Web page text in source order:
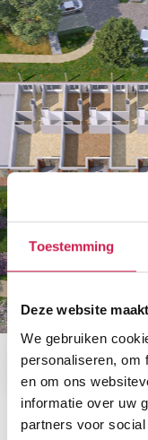
Toestemming
Deze website
We gebruiken
personaliseren, om
en om ons
informatie over uw
partners voor